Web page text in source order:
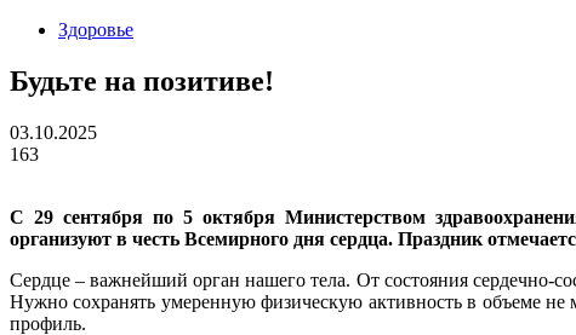
Здоровье
Будьте на позитиве!
03.10.2025
163
С 29 сентября по 5 октября Министерством
организуют в честь Всемирного дня сердца. Праздник
Сердце – важнейший орган нашего тела. От состояния сердечно-
Нужно сохранять умеренную физическую активность в объеме не
профиль.